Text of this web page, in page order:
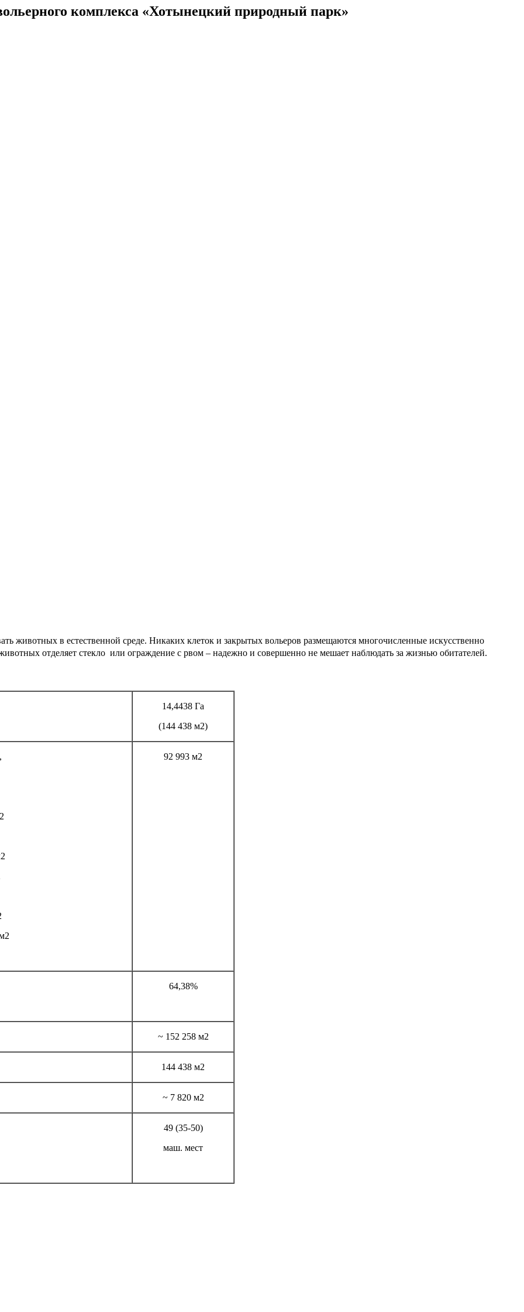
комплекса «Хотынецкий природный парк»
животных в естественной среде. Никаких клеток и закрытых вольеров размещаются многочисленные искусственно
отделяет стекло или ограждение с рвом – надежно и совершенно не мешает наблюдать за жизнью обитателей.
14,4438 Га
(144 438 м2)
м2
92 993 м2
64,38%
~ 1 52 258 м2
144 438 м2
~ 7 820 м2
49 (35-50)
маш. мест